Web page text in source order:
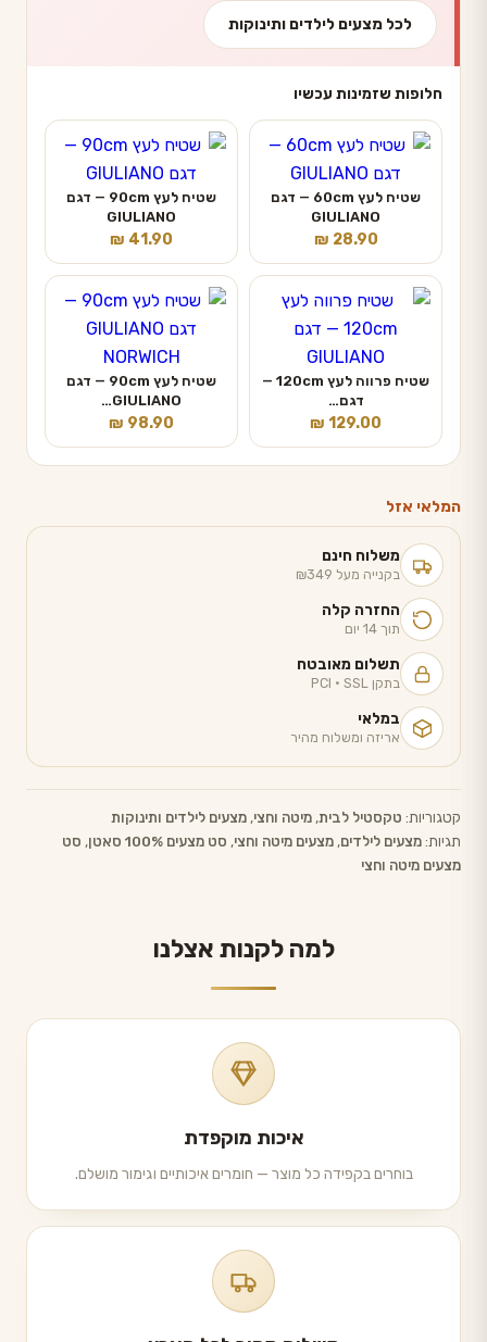
לכל מצעים לילדים ותינוקות
חלופות שזמינות עכשיו
שטיח לעץ 60cm — דגם
GIULIANO
₪ 28.90
שטיח לעץ 90cm — דגם
GIULIANO
₪ 41.90
שטיח פרווה לעץ 120cm —
דגם…
₪ 129.00
שטיח לעץ 90cm — דגם
GIULIANO…
₪ 98.90
המלאי אזל
משלוח חינם
בקנייה מעל ₪349
החזרה קלה
תוך 14 יום
תשלום מאובטח
בתקן PCI · SSL
במלאי
אריזה ומשלוח מהיר
קטגוריות: טקסטיל לבית, מיטה וחצי, מצעים לילדים ותינוקות
תגיות:מצעים לילדים, מצעים מיטה וחצי, סט מצעים 100% סאטן , סט
מצעים מיטה וחצי
למה לקנות אצלנו
איכות מוקפדת
בוחרים בקפידה כל מוצר — חומרים איכותיים וגימור מושלם.